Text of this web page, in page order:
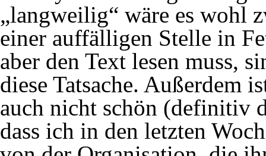
„langweilig“ wäre es wohl
einer auffälligen Stelle in
aber den Text lesen muss,
diese Tatsache. Außerdem
auch nicht schön (definitiv
dass ich in den letzten